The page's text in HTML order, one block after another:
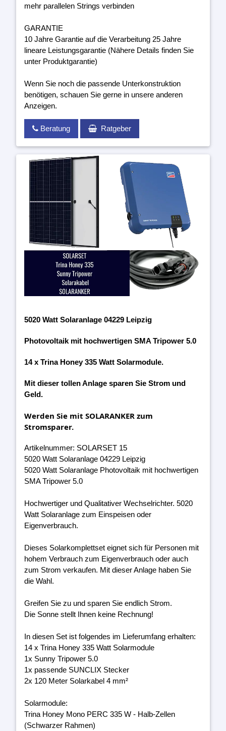
mehr parallelen Strings verbinden
GARANTIE
10 Jahre Garantie auf die Verarbeitung 25 Jahre
lineare Leistungsgarantie (Nähere Details finden Sie
unter Produktgarantie)
Wenn Sie noch die passende Unterkonstruktion
benötigen, schauen Sie gerne in unsere anderen
Anzeigen.
Beratung Ratgeber
5020 Watt Solaranlage 04229 Leipzig
Photovoltaik mit hochwertigen SMA Tripower 5.0
14 x Trina Honey 335 Watt Solarmodule.
Mit dieser tollen Anlage sparen Sie Strom und
Geld.
Werden Sie mit SOLARANKER zum
Stromsparer.
Artikelnummer: SOLARSET 15
5020 Watt Solaranlage 04229 Leipzig
5020 Watt Solaranlage Photovoltaik mit hochwertigen
SMA Tripower 5.0
Hochwertiger und Qualitativer Wechselrichter. 5020
Watt Solaranlage zum Einspeisen oder
Eigenverbrauch.
Dieses Solarkomplettset eignet sich für Personen mit
hohem Verbrauch zum Eigenverbrauch oder auch
zum Strom verkaufen. Mit dieser Anlage haben Sie
die Wahl.
Greifen Sie zu und sparen Sie endlich Strom.
Die Sonne stellt Ihnen keine Rechnung!
In diesen Set ist folgendes im Lieferumfang erhalten:
14 x Trina Honey 335 Watt Solarmodule
1x Sunny Tripower 5.0
1x passende SUNCLIX Stecker
2x 120 Meter Solarkabel 4 mm²
Solarmodule:
Trina Honey Mono PERC 335 W - Halb-Zellen
(Schwarzer Rahmen)